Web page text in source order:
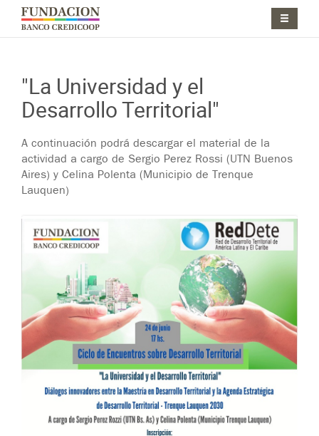
Pasar al contenido principal
Jump to main content
"La Universidad y el
Desarrollo Territorial"
A continuación podrá descargar el material de la
actividad a cargo de Sergio Perez Rossi (UTN Buenos
Aires) y Celina Polenta (Municipio de Trenque
Lauquen)